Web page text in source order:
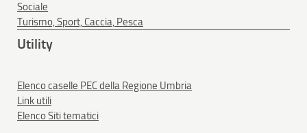
Sociale
Turismo, Sport, Caccia, Pesca
Utility
Elenco caselle PEC della Regione Umbria
Link utili
Elenco Siti tematici